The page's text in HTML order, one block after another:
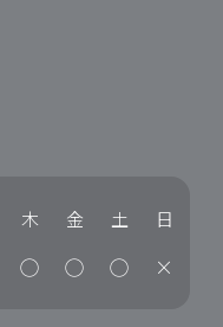
木 金 土 日
◯ ◯ ◯ ×